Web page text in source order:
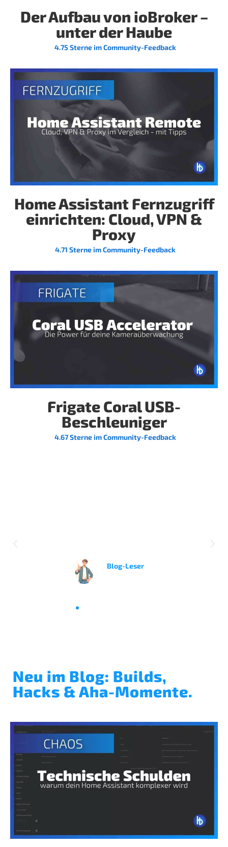
Der Aufbau von ioBroker –
unter der Haube
4.75 Sterne im Community-Feedback
Home Assistant Fernzugriff
einrichten: Cloud, VPN &
Proxy
4.71 Sterne im Community-Feedback
Frigate Coral USB-
Beschleuniger
4.67 Sterne im Community-Feedback
Blog-Leser
Neu im Blog: Builds,
Hacks & Aha-Momente.